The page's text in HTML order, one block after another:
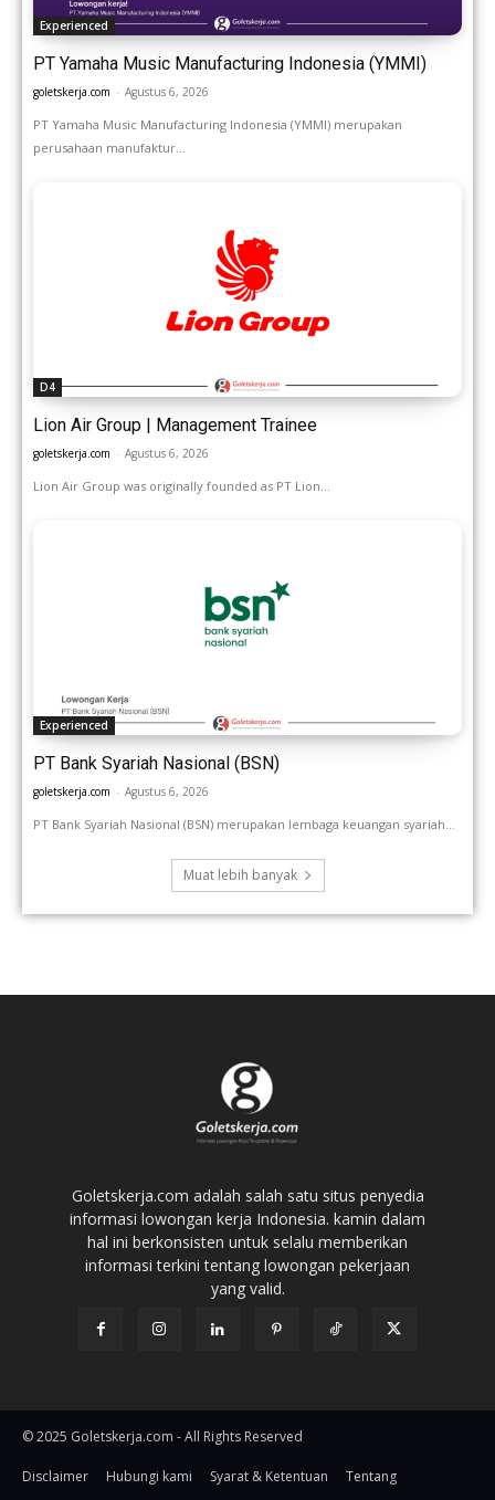
Experienced
PT Yamaha Music Manufacturing Indonesia (YMMI)
goletskerja.com - Agustus 6, 2026
PT Yamaha Music Manufacturing Indonesia (YMMI) merupakan
perusahaan manufaktur...
D4
Lion Air Group | Management Trainee
goletskerja.com - Agustus 6, 2026
Lion Air Group was originally founded as PT Lion...
Experienced
PT Bank Syariah Nasional (BSN)
goletskerja.com - Agustus 6, 2026
PT Bank Syariah Nasional (BSN) merupakan lembaga keuangan syariah...
Muat lebih banyak
Goletskerja.com adalah salah satu situs penyedia
informasi lowongan kerja Indonesia. kamin dalam
hal ini berkonsisten untuk selalu memberikan
informasi terkini tentang lowongan pekerjaan
yang valid.
© 2025 Goletskerja.com - All Rights Reserved
Disclaimer Hubungi kami Syarat & Ketentuan Tentang